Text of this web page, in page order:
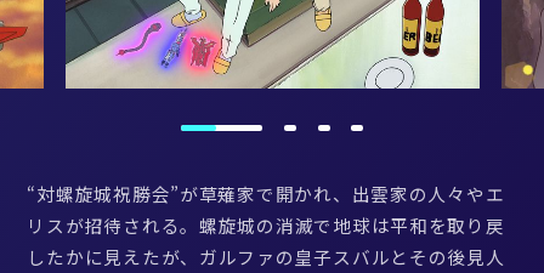
“対螺旋城祝勝会”が草薙家で開かれ、出雲家の人々やエ
リスが招待される。螺旋城の消滅で地球は平和を取り戻
したかに見えたが、ガルファの皇子スバルとその後見人